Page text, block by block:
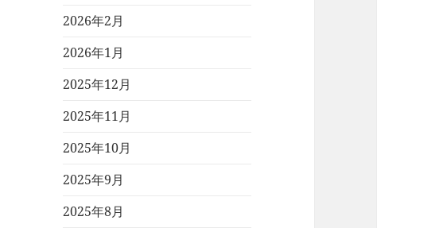
2026年2月
2026年1月
2025年12月
2025年11月
2025年10月
2025年9月
2025年8月